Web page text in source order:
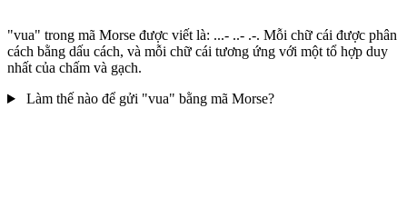
"vua" trong mã Morse được viết là: ...- ..- .-. Mỗi chữ cái được phân
cách bằng dấu cách, và mỗi chữ cái tương ứng với một tổ hợp duy
nhất của chấm và gạch.
Làm thế nào để gửi "vua" bằng mã Morse?